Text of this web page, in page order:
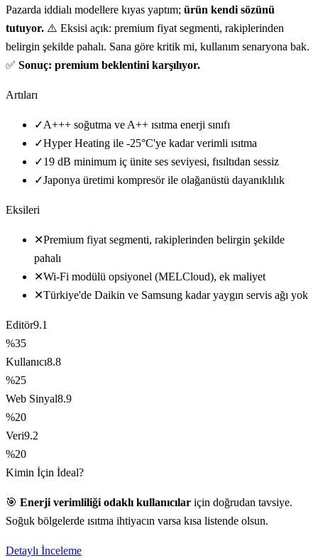
Pazarda iddialı modellere kıyas yaptım; ürün kendi sözünü
tutuyor. ⚠️ Eksisi açık: premium fiyat segmenti, rakiplerinden
belirgin şekilde pahalı. Sana göre kritik mi, kullanım senaryona bak.
✅ Sonuç: premium beklentini karşılıyor.
Artıları
✓A+++ soğutma ve A++ ısıtma enerji sınıfı
✓Hyper Heating ile -25°C'ye kadar verimli ısıtma
✓19 dB minimum iç ünite ses seviyesi, fısıltıdan sessiz
✓Japonya üretimi kompresör ile olağanüstü dayanıklılık
Eksileri
✕Premium fiyat segmenti, rakiplerinden belirgin şekilde
pahalı
✕Wi-Fi modülü opsiyonel (MELCloud), ek maliyet
✕Türkiye'de Daikin ve Samsung kadar yaygın servis ağı yok
Editör9.1
%35
Kullanıcı8.8
%25
Web Sinyal8.9
%20
Veri9.2
%20
Kimin İçin İdeal?
🎯 Enerji verimliliği odaklı kullanıcılar için doğrudan tavsiye.
Soğuk bölgelerde ısıtma ihtiyacın varsa kısa listende olsun.
Detaylı İnceleme